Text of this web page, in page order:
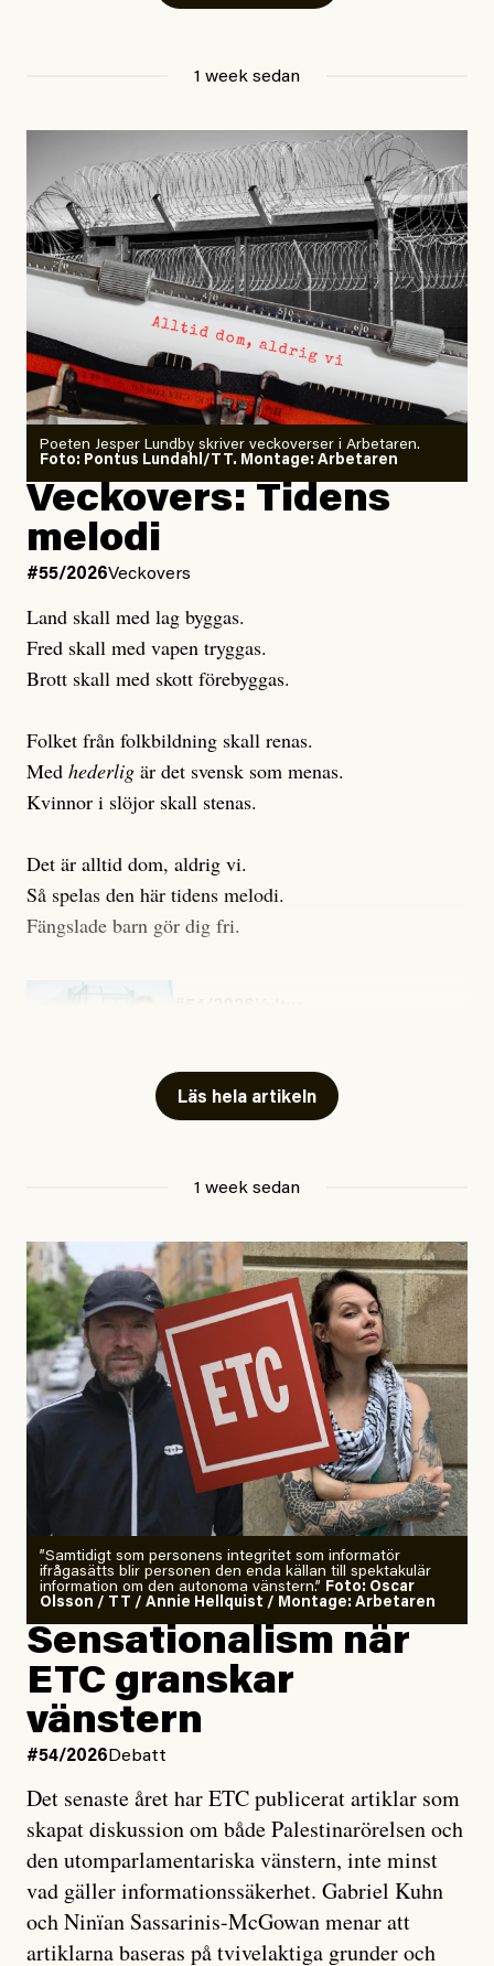
ledningscentral tillsvt Norrbotten.
Anhöriga är underrättade.
Hittills i år har minst 17 personer i Sverige dött på sina
arbetsplatser, enligt Arbetsmiljöverkets statistik.
#44/2026Dödsolyckor på jobbet
Larmet från
Arbetsmiljöverket:
Dödsolyckorna har slutat
minska
Joel Kellgren
Publicerad3 August, 2026
Uppdaterad3 August, 2026
1 week sedan
Poeten Jesper Lundby skriver veckoverser i Arbetaren.
Foto: Pontus Lundahl/TT. Montage: Arbetaren
Veckovers: Tidens
melodi
#55/2026Veckovers
Land skall med lag byggas.
Fred skall med vapen tryggas.
Brott skall med skott förebyggas.
Folket från folkbildning skall renas.
Med hederlig är det svensk som menas.
Kvinnor i slöjor skall stenas.
Det är alltid dom, aldrig vi.
Så spelas den här tidens melodi.
Fängslade barn gör dig fri.
Läs hela artikeln
1 week sedan
”Samtidigt som personens integritet som informatör
ifrågasätts blir personen den enda källan till spektakulär
information om den autonoma vänstern.” Foto: Oscar
Olsson / TT / Annie Hellquist / Montage: Arbetaren
Sensationalism när
ETC granskar
vänstern
#54/2026 Debatt
Det senaste året har ETC publicerat artiklar som
skapat diskussion om både Palestinarörelsen och
den utomparlamentariska vänstern, inte minst
vad gäller informationssäkerhet. Gabriel Kuhn
och Ninïan Sassarinis-McGowan menar att
artiklarna baseras på tvivelaktiga grunder och